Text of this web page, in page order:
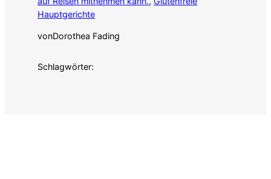
Hauptgerichte
vonDorothea Fading
Schlagwörter: